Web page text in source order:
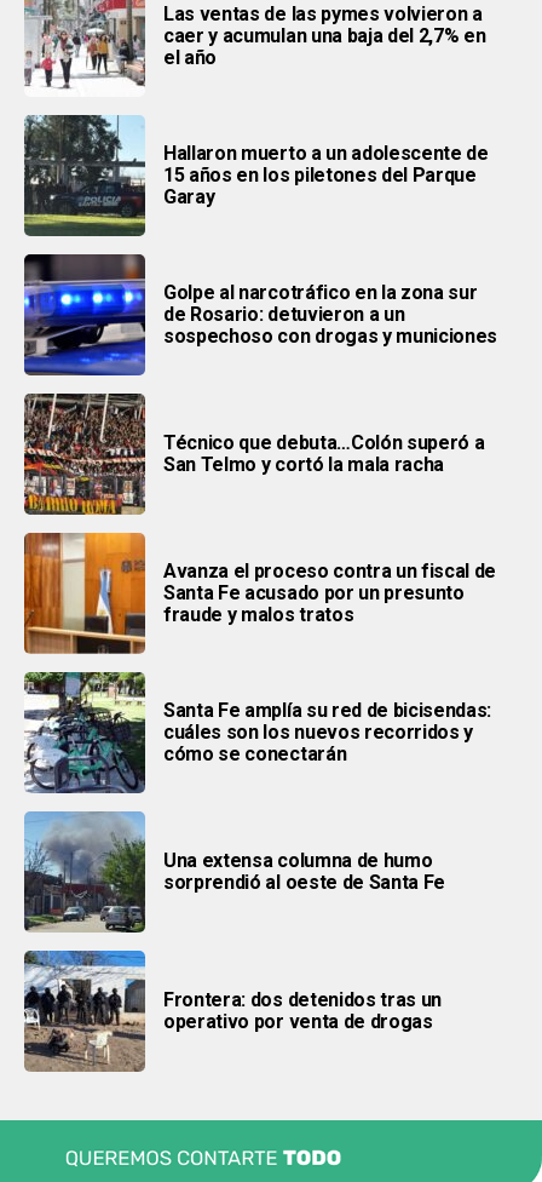
Las ventas de las pymes volvieron a
caer y acumulan una baja del 2,7% en
el año
Hallaron muerto a un adolescente de
15 años en los piletones del Parque
Garay
Golpe al narcotráfico en la zona sur
de Rosario: detuvieron a un
sospechoso con drogas y municiones
Técnico que debuta…Colón superó a
San Telmo y cortó la mala racha
Avanza el proceso contra un fiscal de
Santa Fe acusado por un presunto
fraude y malos tratos
Santa Fe amplía su red de bicisendas:
cuáles son los nuevos recorridos y
cómo se conectarán
Una extensa columna de humo
sorprendió al oeste de Santa Fe
Frontera: dos detenidos tras un
operativo por venta de drogas